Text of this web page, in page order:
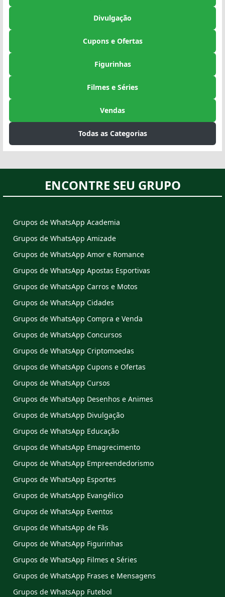
Divulgação
Cupons e Ofertas
Figurinhas
Filmes e Séries
Vendas
Todas as Categorias
ENCONTRE SEU GRUPO
Grupos de WhatsApp Academia
Grupos de WhatsApp Amizade
Grupos de WhatsApp Amor e Romance
Grupos de WhatsApp Apostas Esportivas
Grupos de WhatsApp Carros e Motos
Grupos de WhatsApp Cidades
Grupos de WhatsApp Compra e Venda
Grupos de WhatsApp Concursos
Grupos de WhatsApp Criptomoedas
Grupos de WhatsApp Cupons e Ofertas
Grupos de WhatsApp Cursos
Grupos de WhatsApp Desenhos e Animes
Grupos de WhatsApp Divulgação
Grupos de WhatsApp Educação
Grupos de WhatsApp Emagrecimento
Grupos de WhatsApp Empreendedorismo
Grupos de WhatsApp Esportes
Grupos de WhatsApp Evangélico
Grupos de WhatsApp Eventos
Grupos de WhatsApp de Fãs
Grupos de WhatsApp Figurinhas
Grupos de WhatsApp Filmes e Séries
Grupos de WhatsApp Frases e Mensagens
Grupos de WhatsApp Futebol